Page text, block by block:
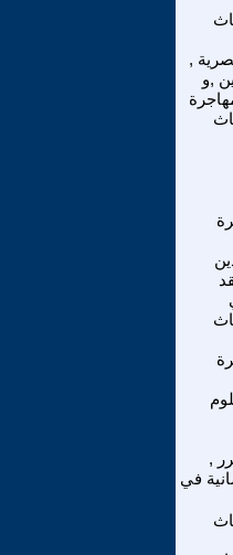
,
,و
,
في